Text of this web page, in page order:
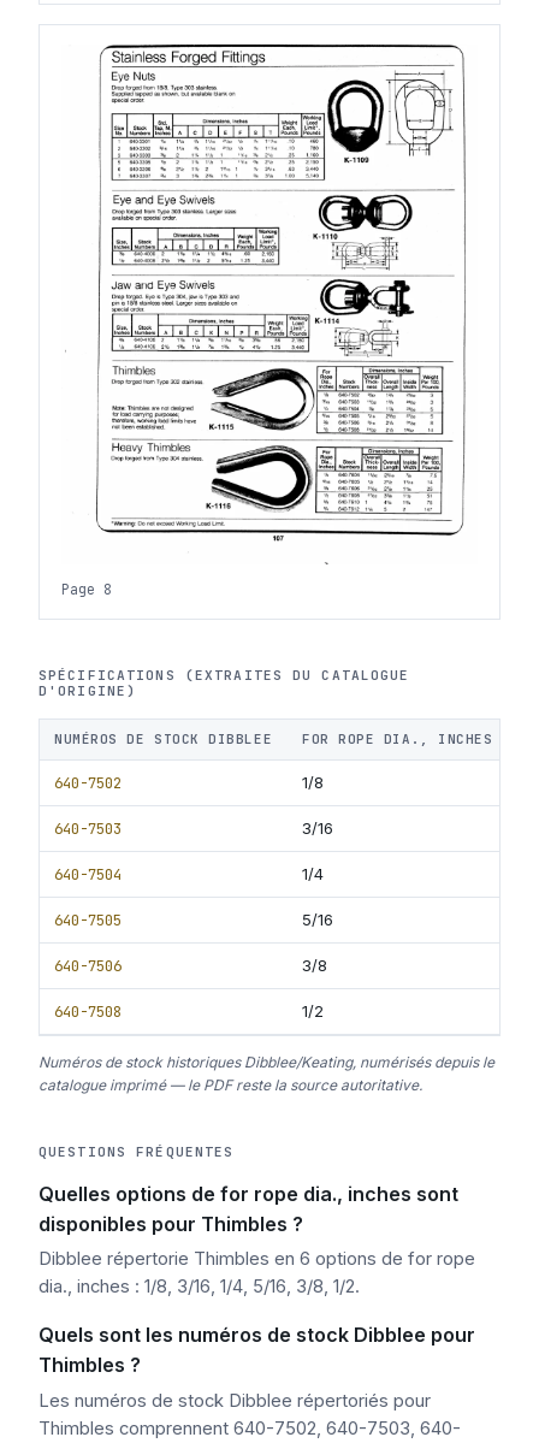
Page 8
SPÉCIFICATIONS (EXTRAITES DU CATALOGUE
D'ORIGINE)
NUMÉROS DE STOCK DIBBLEE FOR ROPE DIA., INCHES
640-7502 1/8
640-7503 3/16
640-7504 1/4
640-7505 5/16
640-7506 3/8
640-7508 1/2
Numéros de stock historiques Dibblee/Keating, numérisés depuis le
catalogue imprimé — le PDF reste la source autoritative.
QUESTIONS FRÉQUENTES
Quelles options de for rope dia., inches sont
disponibles pour Thimbles ?
Dibblee répertorie Thimbles en 6 options de for rope
dia., inches : 1/8, 3/16, 1/4, 5/16, 3/8, 1/2.
Quels sont les numéros de stock Dibblee pour
Thimbles ?
Les numéros de stock Dibblee répertoriés pour
Thimbles comprennent 640-7502, 640-7503, 640-